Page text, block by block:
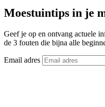
Moestuintips in je
Geef je op en ontvang actuele
de 3 fouten die bijna alle
Email adres